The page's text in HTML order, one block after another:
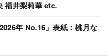
福井梨莉華 etc.
年 No.16」表紙：桃月な